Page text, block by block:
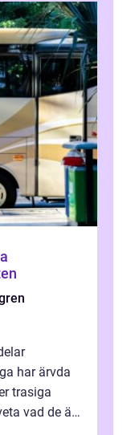
har ärvda
trasiga
vad de är